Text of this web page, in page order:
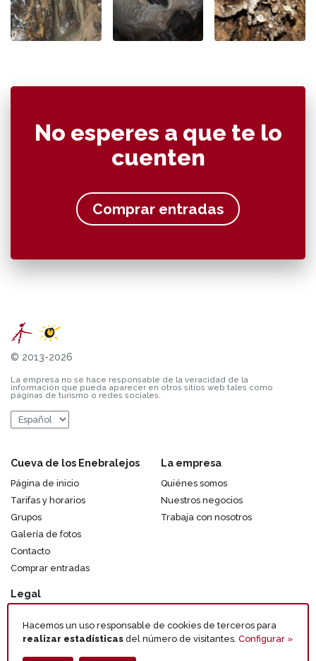
No esperes a que te lo
cuenten
Comprar entradas
© 2013-2026
La empresa no se hace responsable de la veracidad de la
información que pueda aparecer en otros sitios web tales como
páginas de turismo o redes sociales.
Cueva de los Enebralejos
Página de inicio
Tarifas y horarios
Grupos
Galería de fotos
Contacto
Comprar entradas
La empresa
Quiénes somos
Nuestros negocios
Trabaja con nosotros
Legal
Política de Privacidad
Hacemos un uso responsable de cookies de terceros para
realizar estadísticas del número de visitantes. Configurar »